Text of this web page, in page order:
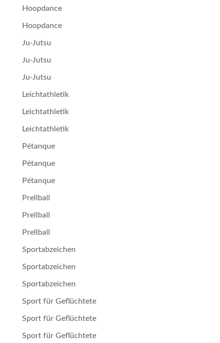
Hoopdance
Hoopdance
Ju-Jutsu
Ju-Jutsu
Ju-Jutsu
Leichtathletik
Leichtathletik
Leichtathletik
Pétan­que
Pétan­que
Pétan­que
Prellball
Prellball
Prellball
Sportabzeichen
Sportabzeichen
Sportabzeichen
Sport für Geflüchtete
Sport für Geflüchtete
Sport für Geflüchtete